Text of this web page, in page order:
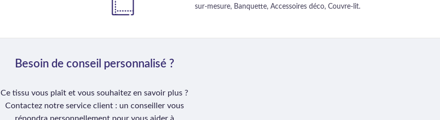
sur-mesure, Banquette, Accessoires déco, Couvre-lit.
Besoin de conseil personnalisé ?
Ce tissu vous plaît et vous souhaitez en savoir plus ?
Contactez notre service client : un conseiller vous